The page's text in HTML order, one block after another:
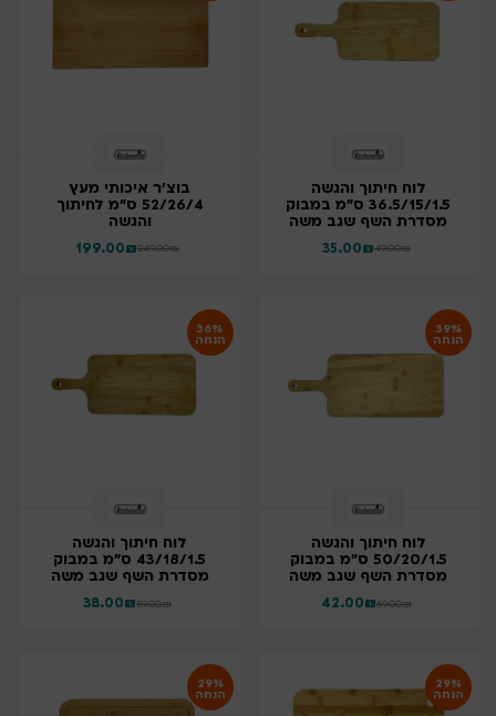
לוח חיתוך והגשה
36.5/15/1.5 ס"מ במבוק
מסדרת השף שגב משה
₪
35.00 ₪
49.00
בוצ'ר איכותי מעץ
52/26/4 ס"מ לחיתוך
והגשה
₪
199.00 ₪
249.00
39%
הנחה
לוח חיתוך והגשה
50/20/1.5 ס"מ במבוק
מסדרת השף שגב משה
₪
42.00 ₪
69.00
36%
הנחה
לוח חיתוך והגשה
43/18/1.5 ס"מ במבוק
מסדרת השף שגב משה
₪
38.00 ₪
59.00
29%
הנחה
29%
הנחה